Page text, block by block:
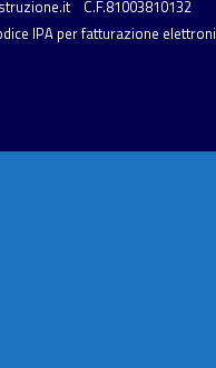
C.F.81003810132
fatturazione